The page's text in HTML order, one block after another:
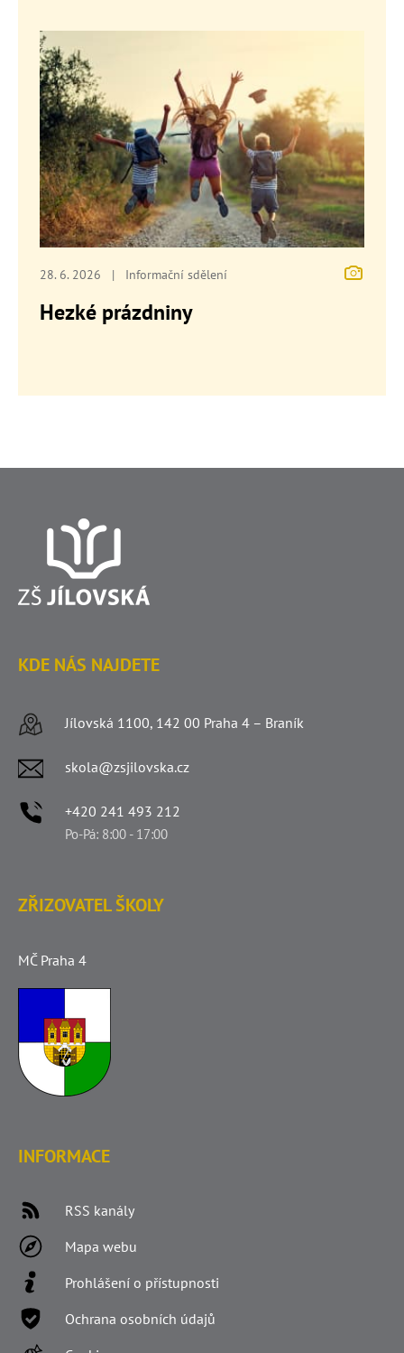
28. 6. 2026 | Informační sdělení
Hezké prázdniny
KDE NÁS NAJDETE
Jílovská 1100, 142 00 Praha 4 – Braník
skola@zsjilovska.cz
+420 241 493 212
Po-Pá: 8:00 - 17:00
ZŘIZOVATEL ŠKOLY
MČ Praha 4
INFORMACE
RSS kanály
Mapa webu
Prohlášení o přístupnosti
Ochrana osobních údajů